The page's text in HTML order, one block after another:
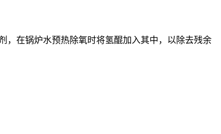
，在锅炉水预热除氧时将氢醌加入其中，以除去残余